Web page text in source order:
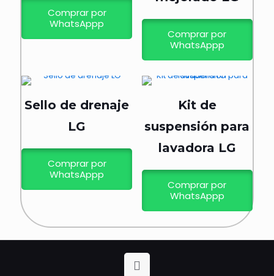
Comprar por
WhatsAppp
Comprar por
WhatsAppp
Sello de drenaje
LG
Comprar por
WhatsAppp
Kit de
suspensión para
lavadora LG
Comprar por
WhatsAppp